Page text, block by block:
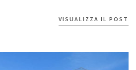
VISUALIZZA IL POST